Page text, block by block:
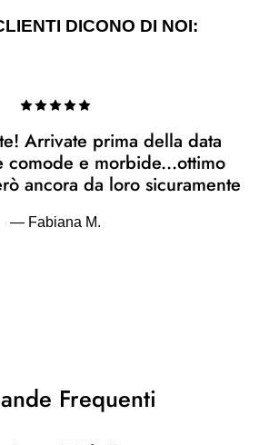
DICONO DI NOI:
Arrivate prima della data
comode e morbide...ottimo
ancora da loro sicuramente
— Fabiana M.
Frequenti